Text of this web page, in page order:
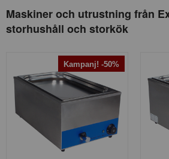
Maskiner och utrustning från
storhushåll och storkök
Kampanj! -50%